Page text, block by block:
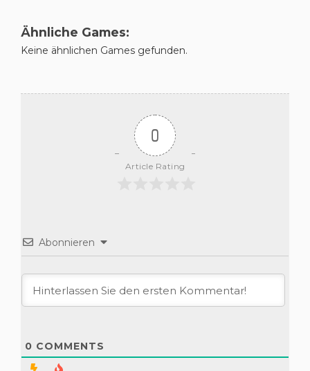
Ähnliche Games:
Keine ähnlichen Games gefunden.
0
Article Rating
Abonnieren
0 COMMENTS